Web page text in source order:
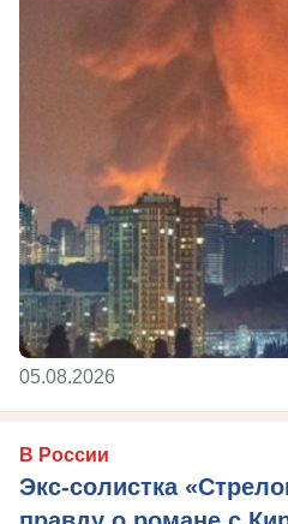
05.08.2026
В России
Экс-солистка